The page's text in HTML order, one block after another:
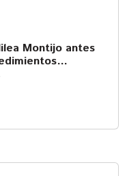
Montijo antes